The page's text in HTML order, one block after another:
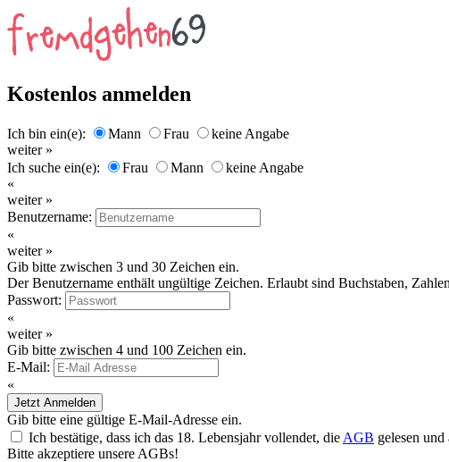
Kostenlos anmelden
Ich bin ein(e): Mann Frau
keine Angabe
weiter »
Ich suche ein(e):
Frau Mann
keine Angabe
«
weiter »
Benutzername:
«
weiter »
Gib bitte zwischen 3 und 30 Zeichen ein.
Der Benutzername enthält ungültige Zeichen. Erlaubt sind Buchstaben,
Passwort:
«
weiter »
Gib bitte zwischen 4 und 100 Zeichen ein.
E-Mail:
«
Jetzt Anmelden
Gib bitte eine gültige E-Mail-Adresse ein.
Ich bestätige, dass ich das 18. Lebensjahr vollendet, die AGB gelesen und
Bitte akzeptiere unsere AGBs!